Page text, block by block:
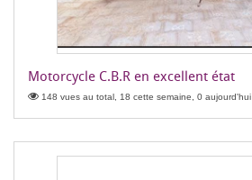
Motorcycle C.B.R en excellent état
148 vues au total, 18 cette semaine, 0 aujourd'hui